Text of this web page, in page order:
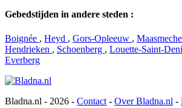
Gebedstijden in andere steden :
Boignée , Heyd , Gors-Opleeuw ,
Hendrieken , Schoenberg , Louette-Saint-
Everberg
Bladna.nl - 2026 - Contact - Over Bladna.nl -